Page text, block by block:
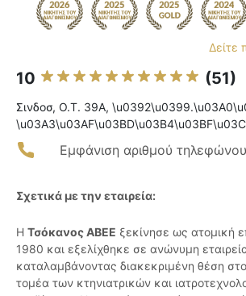
Δείτε
10 (51)
Σινδοσ, O.T. 39A,
Εμφάνιση αριθμού τηλεφώνου
Σχετικά με την εταιρεία:
Η Τσόκανος ΑΒΕΕ ξεκίνησε ως ατομική
1980 και εξελίχθηκε σε ανώνυμη
καταλαμβάνοντας διακεκριμένη θέση
τομέα των κτηνιατρικών και